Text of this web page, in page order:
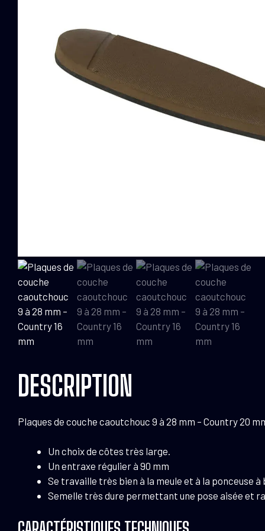
DESCRIPTION
Plaques de couche caoutchouc 9 à 28 mm – Country 20
Un choix de côtes très large.
Un entraxe régulier à 90 mm
Se travaille très bien à la meule et à la ponceuse à
Semelle très dure permettant une pose aisée et